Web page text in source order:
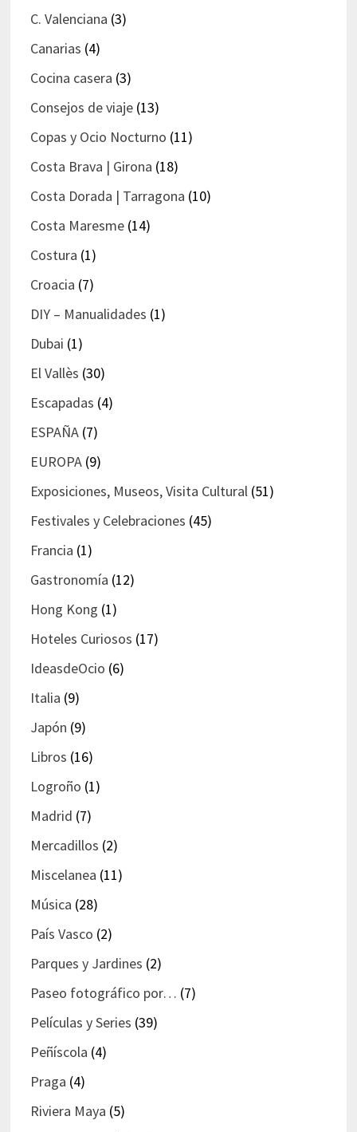
C. Valenciana (3)
Canarias (4)
Cocina casera (3)
Consejos de viaje(13)
Copas y Ocio Nocturno (11)
Costa Brava | Girona (18)
Costa Dorada | Tarragona (10)
Costa Maresme(14)
Costura (1)
Croacia (7)
DIY – Manualidades (1)
Dubai (1)
El Vallès (30)
Escapadas (4)
ESPAÑA(7)
EUROPA(9)
Exposiciones, Museos, Visita Cultural(51)
Festivales y Celebraciones (45)
Francia (1)
Gastronomía (12)
Hong Kong (1)
Hoteles Curiosos (17)
IdeasdeOcio (6)
Italia (9)
Japón (9)
Libros (16)
Logroño (1)
Madrid (7)
Mercadillos (2)
Miscelanea (11)
Música (28)
País Vasco (2)
Parques y Jardines (2)
Paseo fotográfico por… (7)
Películas y Series (39)
Peñíscola (4)
Praga (4)
Riviera Maya (5)